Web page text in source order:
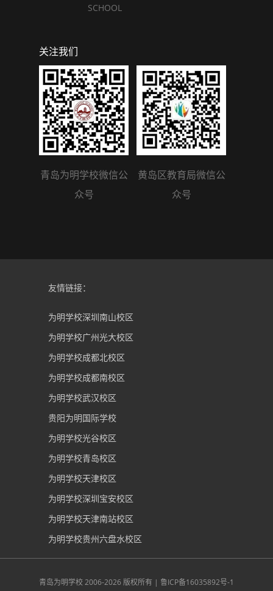
SCHOOL
关注我们
青岛为明学校微信公
众号
黄岛区教育局微信公
众号
友情链接：
为明学校深圳南山校区
为明学校广州光大校区
为明学校成都北校区
为明学校成都南校区
为明学校武汉校区
贵阳为明国际学校
为明学校光谷校区
为明学校青岛校区
为明学校天津校区
为明学校深圳宝安校区
为明学校天津南站校区
为明学校贵州六盘水校区
青岛为明学校2006-2026 版权所有 | 鲁ICP备16035892号-1